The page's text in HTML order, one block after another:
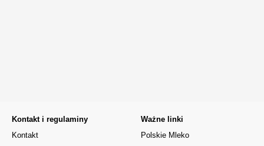
Kontakt i regulaminy
Kontakt
Ważne linki
Polskie Mleko